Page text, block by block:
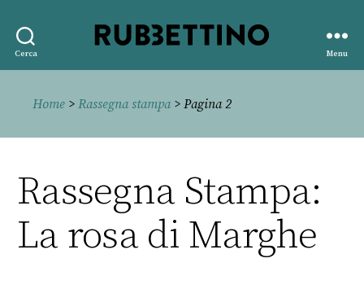
Cerca
editore
Menu
Home > Rassegna stampa> Pagina 2
Rassegna Stampa:
La rosa di Marghe